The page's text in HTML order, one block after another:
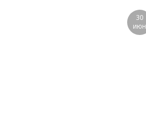
30
июн